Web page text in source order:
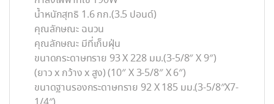
น้ำหนักสุทธิ 1.6 กก.(3.5 ปอนด์)
คุณลักษณะ ฉนวน
คุณลักษณะ มีที่เก็บฝุ่น
ขนาดกระดาษทราย 93 X 228 มม.(3-5/8″ X 9″)
(ยาว x กว้าง x สูง) (10″ X 3-5/8″ X 6″)
ขนาดฐานรองกระดาษทราย 92 X 185 มม.(3-5/8″X7-